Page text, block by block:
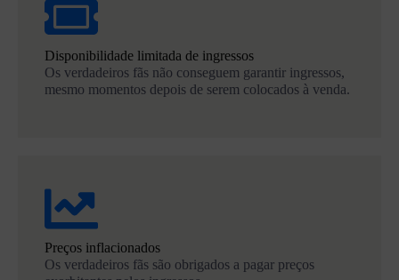
Disponibilidade limitada de ingressos
Os verdadeiros fãs não conseguem garantir ingressos,
mesmo momentos depois de serem colocados à venda.
Preços inflacionados
Os verdadeiros fãs são obrigados a pagar preços